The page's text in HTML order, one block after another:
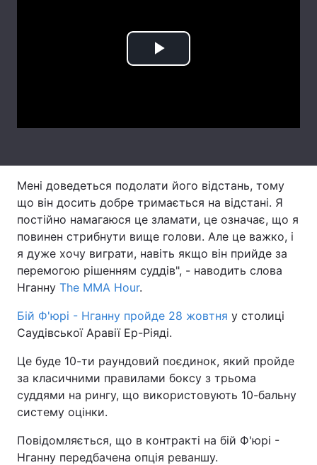
Думки
Вакансії
Послуги
Тема оформлення
Play
Мені доведеться подолати його відстань, тому
що він досить добре тримається на відстані. Я
постійно намагаюся це зламати, це означає, що я
повинен стрибнути вище голови. Але це важко, і
я дуже хочу виграти, навіть якщо він прийде за
перемогою рішенням суддів", - наводить слова
Нганну The MMA Hour.
Бій Ф'юрі - Нганну пройде 28 жовтня у столиці
Саудівської Аравії Ер-Ріяді.
Це буде 10-ти раундовий поєдинок, який пройде
за класичними правилами боксу з трьома
суддями на рингу, що використовують 10-бальну
систему оцінки.
Повідомляється, що в контракті на бій Ф'юрі -
Нганну передбачена опція реваншу.